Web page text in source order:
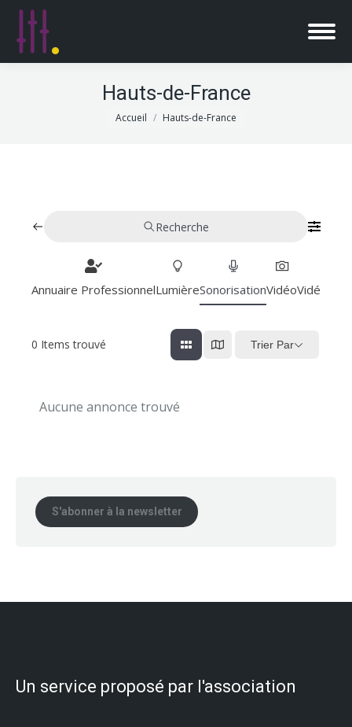
Hauts-de-France
Vous êtes ici :
Accueil Hauts-de-France
Recherche
Annuaire ProfessionnelLumièreSonorisationVidéo
0 Items trouvé Trier Par
Aucune annonce trouvé
S'abonner à la newsletter
Un service proposé par l'association